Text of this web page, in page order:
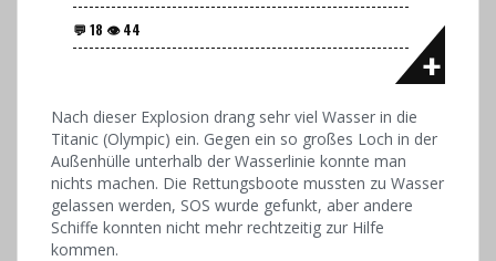
Nach dieser Explosion drang sehr viel Wasser in die
Titanic (Olympic) ein. Gegen ein so großes Loch in der
Außenhülle unterhalb der Wasserlinie konnte man
nichts machen. Die Rettungsboote mussten zu Wasser
gelassen werden, SOS wurde gefunkt, aber andere
Schiffe konnten nicht mehr rechtzeitig zur Hilfe
kommen.